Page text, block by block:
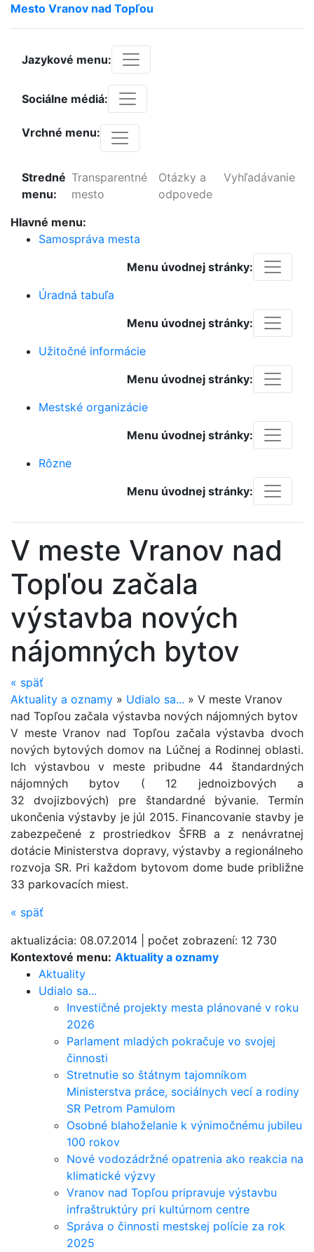
Mesto Vranov nad Topľou
Jazykové menu:
Sociálne médiá:
Vrchné menu:
Stredné
menu:
Transparentné
mesto
Otázky a
odpovede
Vyhľadávanie
Hlavné menu:
Samospráva mesta
Menu úvodnej stránky:
Úradná tabuľa
Menu úvodnej stránky:
Užitočné informácie
Menu úvodnej stránky:
Mestské organizácie
Menu úvodnej stránky:
Rôzne
Menu úvodnej stránky:
Kontextové menu: Aktuality a oznamy
Aktuality
Udialo sa...
Investičné projekty mesta plánované v roku
2026
Parlament mladých pokračuje vo svojej
činnosti
Stretnutie so štátnym tajomníkom
Ministerstva práce, sociálnych vecí a rodiny
SR Petrom Pamulom
Osobné blahoželanie k výnimočnému jubileu
100 rokov
Nové vodozádržné opatrenia ako reakcia na
klimatické výzvy
Vranov nad Topľou pripravuje výstavbu
infraštruktúry pri kultúrnom centre
Správa o činnosti mestskej polície za rok
2025
V meste Vranov nad
Topľou začala
výstavba nových
nájomných bytov
« späť
Aktuality a oznamy » Udialo sa... » V meste Vranov
nad Topľou začala výstavba nových nájomných bytov
V meste Vranov nad Topľou začala výstavba dvoch
nových bytových domov na Lúčnej a Rodinnej oblasti.
Ich výstavbou v meste pribudne 44 štandardných
nájomných bytov ( 12 jednoizbových a
32 dvojizbových) pre štandardné bývanie. Termín
ukončenia výstavby je júl 2015. Financovanie stavby je
zabezpečené z prostriedkov ŠFRB a z nenávratnej
dotácie Ministerstva dopravy, výstavby a regionálneho
rozvoja SR. Pri každom bytovom dome bude približne
33 parkovacích mi­est.
« späť
aktualizácia: 08.07.2014 počet zobrazení: 12 730